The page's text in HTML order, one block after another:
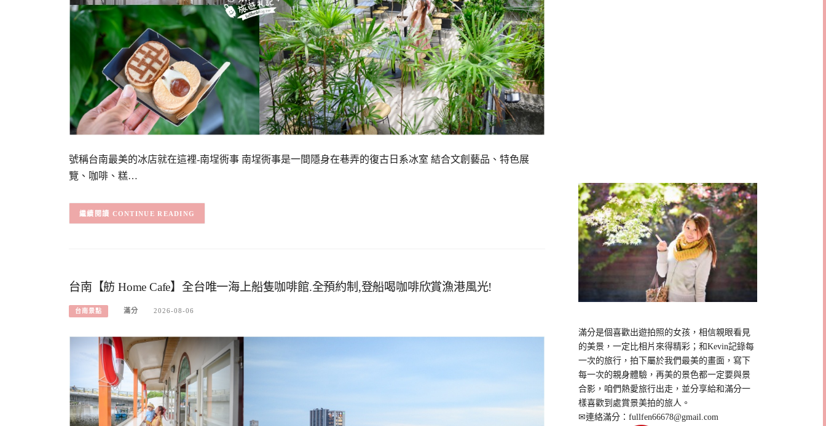
號稱台南最美的冰店就在這裡-南埕衖事 南埕衖事是一間隱身在巷弄的復古日系冰室 結合文創藝品、特色展
覽、咖啡、糕…
CONTINUE READING
台南【舫 Home Cafe】全台唯一海上船隻咖啡館.全預約制,登船喝咖啡欣賞漁港風光!
台南景點 滿分 2026-08-06
滿分是個喜歡出遊拍照的女孩，相信親眼看見
的美景，一定比相片來得精彩；和Kevin記錄每
一次的旅行，拍下屬於我們最美的畫面，寫下
每一次的親身體驗，再美的景色都一定要與景
合影，咱們熱愛旅行出走，並分享給和滿分一
樣喜歡到處賞景美拍的旅人。
✉連絡滿分：fullfen66678@gmail.com